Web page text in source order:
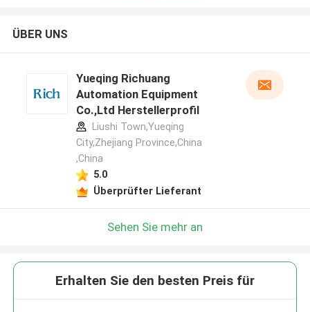
ÜBER UNS
Yueqing Richuang
Automation Equipment
Co.,Ltd Herstellerprofil
Liushi Town,Yueqing
City,Zhejiang Province,China
,China
5.0
Überprüfter Lieferant
Sehen Sie mehr an
Erhalten Sie den besten Preis für